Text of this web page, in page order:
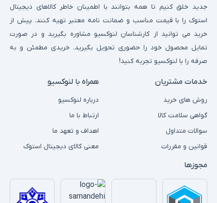
جدید خلق کنیم تا همه بتوانند با اطمینان خاطر کالاهای دیجیتال
استوک را با قیمت مناسب و ضمانت نامه معتبر تهیه کنند. پیش از
خرید می توانید از کارشناسان لنوکسیو مشاوره بگیرید و در صورت
تمایل محصول خود را حضوری تحویل بگیرید. خریدی مطمئن و به
صرفه را با لنوکسیو تجربه کنید!
خدمات مشتریان
روش های خرید
گواهی سلامت کالا
سوالات متداول
قوانین و مقررات
همراه با لنوکسیو
درباره لنوکسیو
ارتباط با ما
اهداف و تعهد ما
معنی کالای دیجیتال استوک
مجوزها